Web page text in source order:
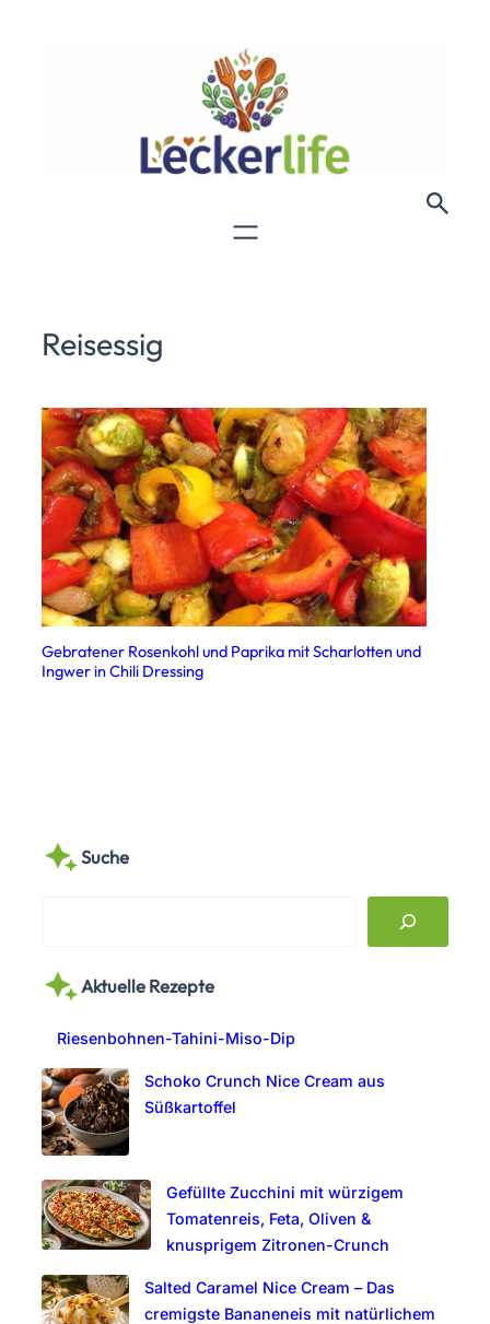
Reisessig
Gebratener Rosenkohl und Paprika mit Scharlotten und
Ingwer in Chili Dressing
Suche
r
Aktuelle Rezepte
Riesenbohnen-Tahini-Miso-Dip
Schoko Crunch Nice Cream aus
Süßkartoffel
Gefüllte Zucchini mit würzigem
Tomatenreis, Feta, Oliven &
knusprigem Zitronen-Crunch
Salted Caramel Nice Cream – Das
cremigste Bananeneis mit natürlichem